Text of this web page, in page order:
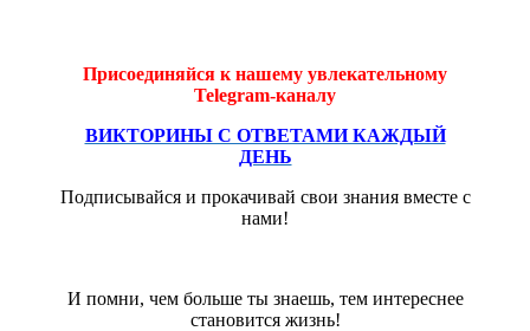
Присоединяйся к нашему увлекательному
Telegram-каналу
ВИКТОРИНЫ С ОТВЕТАМИ КАЖДЫЙ
ДЕНЬ
Подписывайся и прокачивай свои знания вместе с
нами!
И помни, чем больше ты знаешь, тем интереснее
становится жизнь!